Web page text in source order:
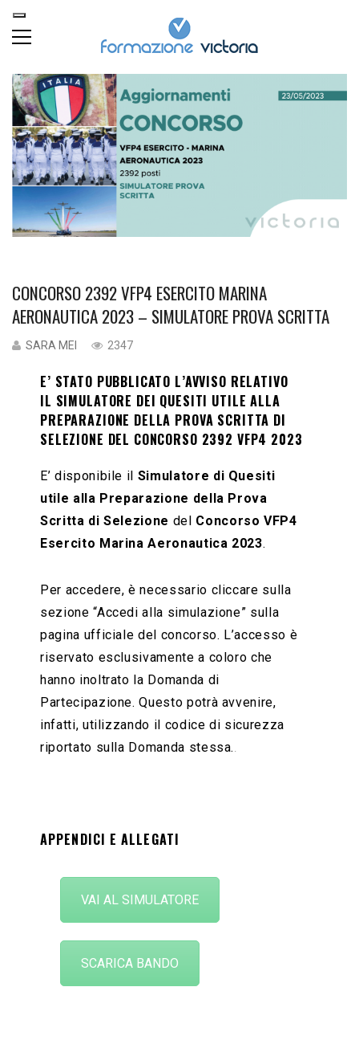
CONCORSO 2392 VFP4 ESERCITO MARINA
AERONAUTICA 2023 – SIMULATORE PROVA SCRITTA
SARA MEI 2347
E’ STATO PUBBLICATO L’AVVISO RELATIVO
IL SIMULATORE DEI QUESITI UTILE ALLA
PREPARAZIONE DELLA PROVA SCRITTA DI
SELEZIONE DEL CONCORSO 2392 VFP4 2023
E’ disponibile il Simulatore di Quesiti
utile alla Preparazione della Prova
Scritta di Selezione del Concorso VFP4
Esercito Marina Aeronautica 2023.
Per accedere, è necessario cliccare sulla
sezione “Accedi alla simulazione” sulla
pagina ufficiale del concorso. L’accesso è
riservato esclusivamente a coloro che
hanno inoltrato la Domanda di
Partecipazione. Questo potrà avvenire,
infatti, utilizzando il codice di sicurezza
riportato sulla Domanda stessa.
APPENDICI E ALLEGATI
VAI AL SIMULATORE
SCARICA BANDO